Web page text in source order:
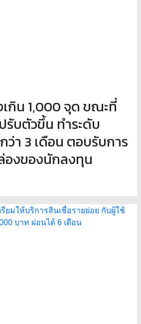
เกิน 1,000 จุด ขณะที่
รับตัวขึ้น ทำระดับ
ว่า 3 เดือน ตอบรับการ
งของนักลงทุน